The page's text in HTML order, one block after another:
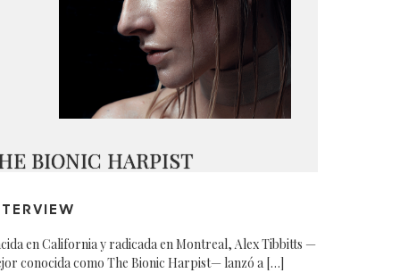
BIONIC HARPIST
en California y radicada en Montreal, Alex Tibbitts —
conocida como The Bionic Harpist— lanzó a […]